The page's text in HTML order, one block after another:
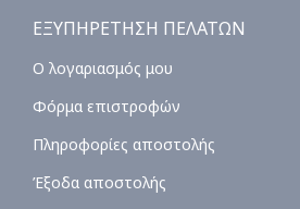
ΕΞΥΠΗΡΕΤΗΣΗ ΠΕΛΑΤΩΝ
Ο λογαριασμός μου
Φόρμα επιστροφών
Πληροφορίες αποστολής
Έξοδα αποστολής